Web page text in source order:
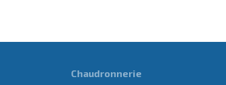
Chaudronnerie